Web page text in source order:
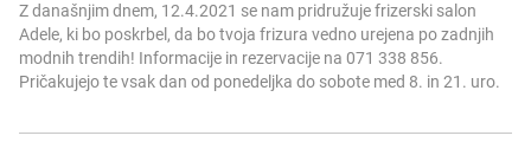
Z današnjim dnem, 12.4.2021 se nam pridružuje frizerski salon
Adele, ki bo poskrbel, da bo tvoja frizura vedno urejena po zadnjih
modnih trendih! Informacije in rezervacije na 071 338 856.
Pričakujejo te vsak dan od ponedeljka do sobote med 8. in 21. uro.